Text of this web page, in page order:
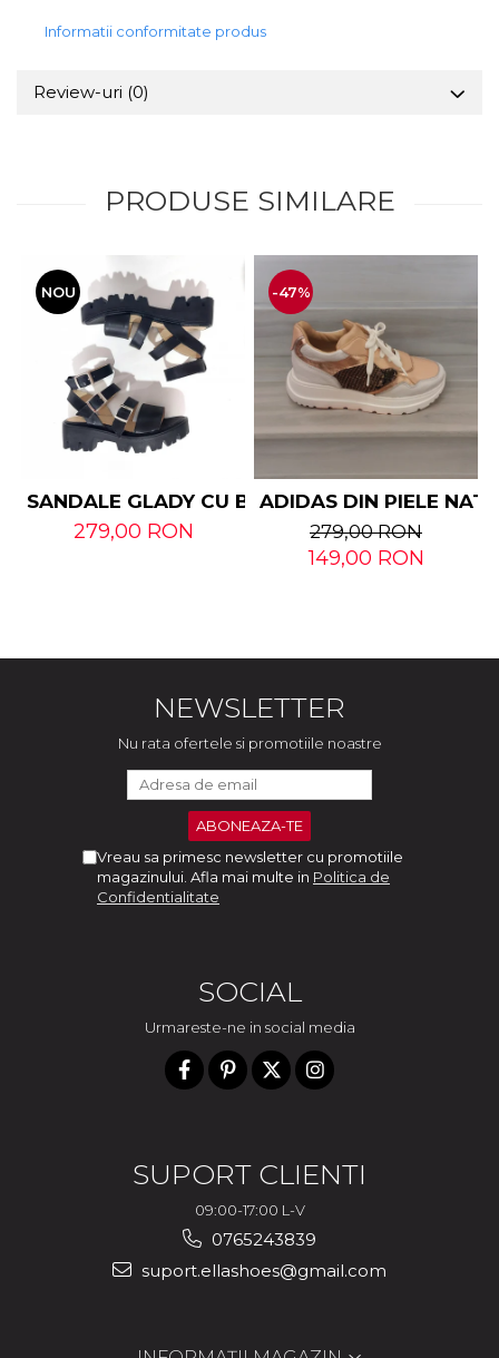
Informatii conformitate produs
Review-uri (0)
PRODUSE SIMILARE
NOU
SANDALE GLADY CU BARETE DIN PIELE
279,00 RON
-47%
ADIDAS DIN PIELE
279,00 RON
149,00 RON
NEWSLETTER
Nu rata ofertele si promotiile noastre
Vreau sa primesc newsletter cu promotiile
magazinului. Afla mai multe in Politica de
Confidentialitate
SOCIAL
Urmareste-ne in social media
SUPORT CLIENTI
09:00-17:00 L-V
0765243839
suport.ellashoes@gmail.com